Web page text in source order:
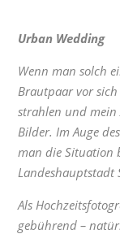
Urban Wedding
Wenn man solch
Brautpaar vor
strahlen und mein
Bilder. Im Auge
man die Situation
Landeshauptstadt
Als
gebührend –